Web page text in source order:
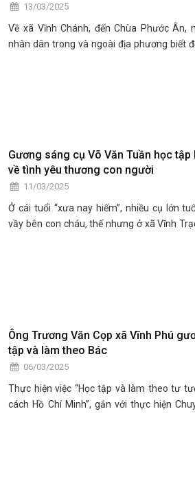
13/03/2025
Về xã Vĩnh Chánh, đến Chùa Phước Ân,
nhân dân trong và ngoài địa phương biết
Gương sáng cụ Võ Văn Tuần học tập
về tình yêu thương con người
11/03/2025
Ở cái tuổi “xưa nay hiếm”, nhiều cụ lớn
vầy bên con cháu, thế nhưng ở xã Vĩnh
Ông Trương Văn Cọp xã Vĩnh Phú
tập và làm theo Bác
06/03/2025
Thực hiện việc “Học tập và làm theo tư
cách Hồ Chí Minh”, gắn với thực hiện